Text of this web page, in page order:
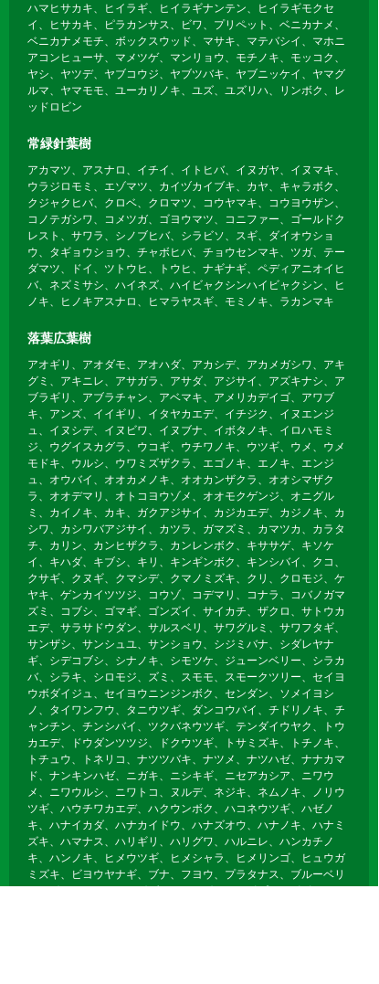
ハマヒサカキ、ヒイラギ、ヒイラギナンテン、ヒイラギモクセ
イ、ヒサカキ、ピラカンサス、ビワ、プリペット、ベニカナメ、
ベニカナメモチ、ボックスウッド、マサキ、マテバシイ、マホニ
アコンヒューサ、マメツゲ、マンリョウ、モチノキ、モッコク、
ヤシ、ヤツデ、ヤブコウジ、ヤブツバキ、ヤブニッケイ、ヤマグ
ルマ、ヤマモモ、ユーカリノキ、ユズ、ユズリハ、リンボク、レ
ッドロビン
常緑針葉樹
アカマツ、アスナロ、イチイ、イトヒバ、イヌガヤ、イヌマキ、
ウラジロモミ、エゾマツ、カイヅカイブキ、カヤ、キャラボク、
クジャクヒバ、クロベ、クロマツ、コウヤマキ、コウヨウザン、
コノテガシワ、コメツガ、ゴヨウマツ、コニファー、ゴールドク
レスト、サワラ、シノブヒバ、シラビソ、スギ、ダイオウショ
ウ、タギョウショウ、チャボヒバ、チョウセンマキ、ツガ、テー
ダマツ、ドイ、ツトウヒ、トウヒ、ナギナギ、ペディアニオイヒ
バ、ネズミサシ、ハイネズ、ハイビャクシンハイビャクシン、ヒ
ノキ、ヒノキアスナロ、ヒマラヤスギ、モミノキ、ラカンマキ
落葉広葉樹
アオギリ、アオダモ、アオハダ、アカシデ、アカメガシワ、アキ
グミ、アキニレ、アサガラ、アサダ、アジサイ、アズキナシ、ア
ブラギリ、アブラチャン、アベマキ、アメリカデイゴ、アワブ
キ、アンズ、イイギリ、イタヤカエデ、イチジク、イヌエンジ
ュ、イヌシデ、イヌビワ、イヌブナ、イボタノキ、イロハモミ
ジ、ウグイスカグラ、ウコギ、ウチワノキ、ウツギ、ウメ、ウメ
モドキ、ウルシ、ウワミズザクラ、エゴノキ、エノキ、エンジ
ュ、オウバイ、オオカメノキ、オオカンザクラ、オオシマザク
ラ、オオデマリ、オトコヨウゾメ、オオモクゲンジ、オニグル
ミ、カイノキ、カキ、ガクアジサイ、カジカエデ、カジノキ、カ
シワ、カシワバアジサイ、カツラ、ガマズミ、カマツカ、カラタ
チ、カリン、カンヒザクラ、カンレンボク、キササゲ、キソケ
イ、キハダ、キブシ、キリ、キンギンボク、キンシバイ、クコ、
クサギ、クヌギ、クマシデ、クマノミズキ、クリ、クロモジ、ケ
ヤキ、ゲンカイツツジ、コウゾ、コデマリ、コナラ、コバノガマ
ズミ、コブシ、ゴマギ、ゴンズイ、サイカチ、ザクロ、サトウカ
エデ、サラサドウダン、サルスベリ、サワグルミ、サワフタギ、
サンザシ、サンシュユ、サンショウ、シジミバナ、シダレヤナ
ギ、シデコブシ、シナノキ、シモツケ、ジューンベリー、シラカ
バ、シラキ、シロモジ、ズミ、スモモ、スモークツリー、セイヨ
ウボダイジュ、セイヨウニンジンボク、センダン、ソメイヨシ
ノ、タイワンフウ、タニウツギ、ダンコウバイ、チドリノキ、チ
ャンチン、チンシバイ、ツクバネウツギ、テンダイウヤク、トウ
カエデ、ドウダンツツジ、ドクウツギ、トサミズキ、トチノキ、
トチュウ、トネリコ、ナツツバキ、ナツメ、ナツハゼ、ナナカマ
ド、ナンキンハゼ、ニガキ、ニシキギ、ニセアカシア、ニワウ
メ、ニワウルシ、ニワトコ、ヌルデ、ネジキ、ネムノキ、ノリウ
ツギ、ハウチワカエデ、ハクウンボク、ハコネウツギ、ハゼノ
キ、ハナイカダ、ハナカイドウ、ハナズオウ、ハナノキ、ハナミ
ズキ、ハマナス、ハリギリ、ハリグワ、ハルニレ、ハンカチノ
キ、ハンノキ、ヒメウツギ、ヒメシャラ、ヒメリンゴ、ヒュウガ
ミズキ、ビヨウヤナギ、ブナ、フヨウ、プラタナス、ブルーベリ
ー、ボケ、ホオノキ、ボダイジュ、ボタン、ポプラ、ポポー、マ